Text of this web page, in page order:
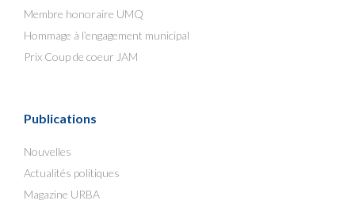
Membre honoraire UMQ
Hommage à l’engagement municipal
Prix Coup de coeur JAM
Publications
Nouvelles
Actualités politiques
Magazine URBA